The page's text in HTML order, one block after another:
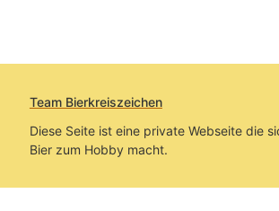
Team Bierkreiszeichen
Diese Seite ist eine private Webseite die
Bier zum Hobby macht.